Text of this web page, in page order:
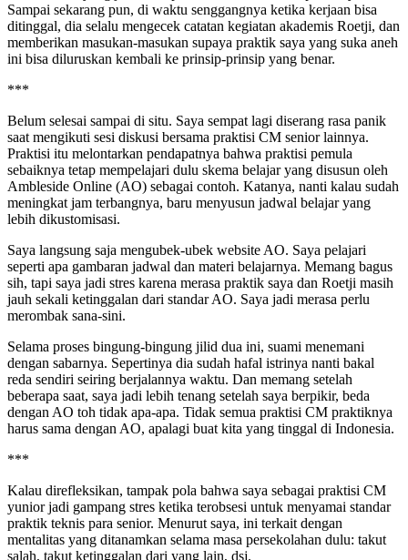
Sampai sekarang pun, di waktu senggangnya ketika kerjaan bisa
ditinggal, dia selalu mengecek catatan kegiatan akademis Roetji, dan
memberikan masukan-masukan supaya praktik saya yang suka aneh
ini bisa diluruskan kembali ke prinsip-prinsip yang benar.
***
Belum selesai sampai di situ. Saya sempat lagi diserang rasa panik
saat mengikuti sesi diskusi bersama praktisi CM senior lainnya.
Praktisi itu melontarkan pendapatnya bahwa praktisi pemula
sebaiknya tetap mempelajari dulu skema belajar yang disusun oleh
Ambleside Online (AO) sebagai contoh. Katanya, nanti kalau sudah
meningkat jam terbangnya, baru menyusun jadwal belajar yang
lebih dikustomisasi.
Saya langsung saja mengubek-ubek website AO. Saya pelajari
seperti apa gambaran jadwal dan materi belajarnya. Memang bagus
sih, tapi saya jadi stres karena merasa praktik saya dan Roetji masih
jauh sekali ketinggalan dari standar AO. Saya jadi merasa perlu
merombak sana-sini.
Selama proses bingung-bingung jilid dua ini, suami menemani
dengan sabarnya. Sepertinya dia sudah hafal istrinya nanti bakal
reda sendiri seiring berjalannya waktu. Dan memang setelah
beberapa saat, saya jadi lebih tenang setelah saya berpikir, beda
dengan AO toh tidak apa-apa. Tidak semua praktisi CM praktiknya
harus sama dengan AO, apalagi buat kita yang tinggal di Indonesia.
***
Kalau direfleksikan, tampak pola bahwa saya sebagai praktisi CM
yunior jadi gampang stres ketika terobsesi untuk menyamai standar
praktik teknis para senior. Menurut saya, ini terkait dengan
mentalitas yang ditanamkan selama masa persekolahan dulu: takut
salah, takut ketinggalan dari yang lain, dsj.